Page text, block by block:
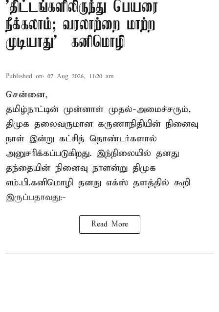
'திட்டங்களிலிருந்து பெயரை
நீக்கலாம்; வரலாற்றை மாற்ற
முடியாது' – கனிமொழி
Published on: 07 Aug 2026, 11:20 am
சென்னை,
தமிழ்நாட்டின் முன்னாள் முதல்-அமைச்சரும்,
திமுக தலைவருமான கருணாநிதியின் நினைவு
நாள் இன்று கட்சித் தொண்டர்களால்
அனுசரிக்கப்படுகிறது. இந்நிலையில் தனது
தந்தையின் நினைவு நாளன்று திமுக
எம்.பி.கனிமொழி தனது எக்ஸ் தளத்தில் கூறி
இருப்பதாவது:-
Read More